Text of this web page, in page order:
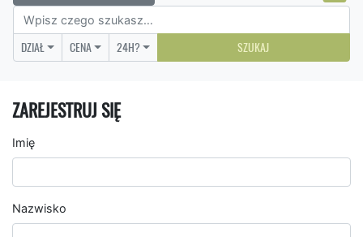
DZIAŁ CENA 24H? SZUKAJ
ZAREJESTRUJ SIĘ
Imię
Nazwisko